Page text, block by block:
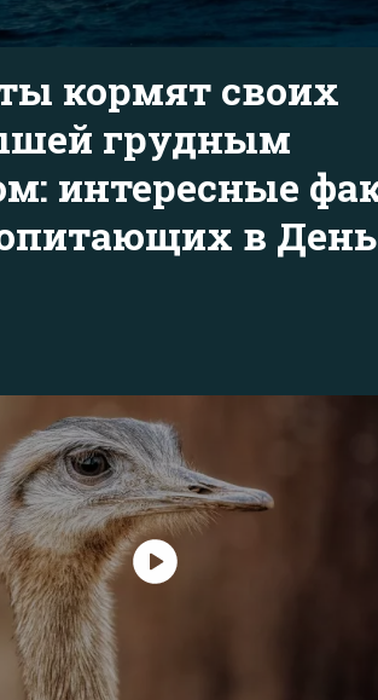
кормят своих
грудным
интересные
в День